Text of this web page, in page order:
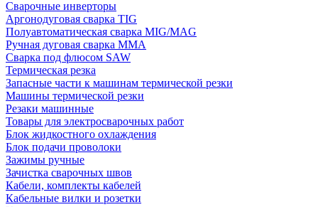
Сварочные инверторы
Аргонодуговая сварка TIG
Полуавтоматическая сварка MIG/MAG
Ручная дуговая сварка MMA
Сварка под флюсом SAW
Термическая резка
Запасные части к машинам термической резки
Машины термической резки
Резаки машинные
Товары для электросварочных работ
Блок жидкостного охлаждения
Блок подачи проволоки
Зажимы ручные
Зачистка сварочных швов
Кабели, комплекты кабелей
Кабельные вилки и розетки